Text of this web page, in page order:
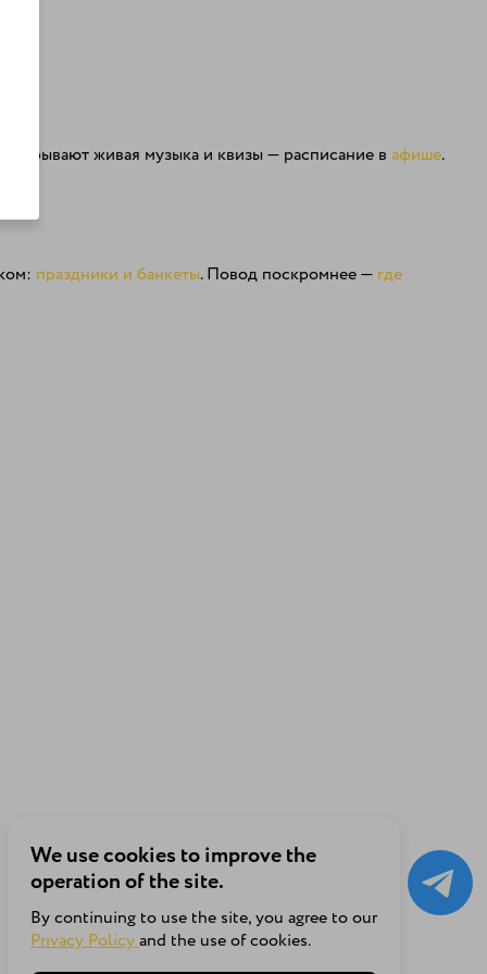
бывают живая музыка и квизы — расписание в афише.
праздники и банкеты. Повод поскромнее — где
We use cookies to improve the
operation of the site.
By continuing to use the site, you agree to our
Privacy Policyand the use of cookies.